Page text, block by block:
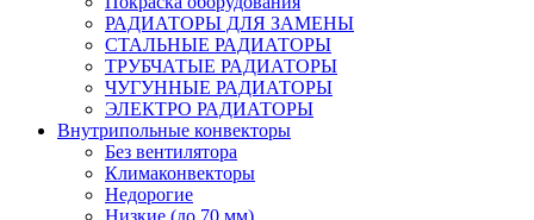
РАДИАТОРЫ ДЛЯ ЗАМЕНЫ
СТАЛЬНЫЕ РАДИАТОРЫ
ТРУБЧАТЫЕ РАДИАТОРЫ
ЧУГУННЫЕ РАДИАТОРЫ
ЭЛЕКТРО РАДИАТОРЫ
Внутрипольные конвекторы
Без вентилятора
Климаконвекторы
Недорогие
Низкие (до 70 мм)